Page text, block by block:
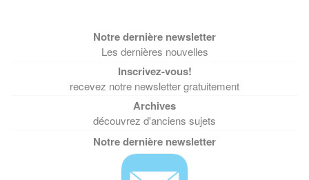
Les dernières nouvelles
recevez notre newsletter gratuitement
découvrez d'anciens sujets